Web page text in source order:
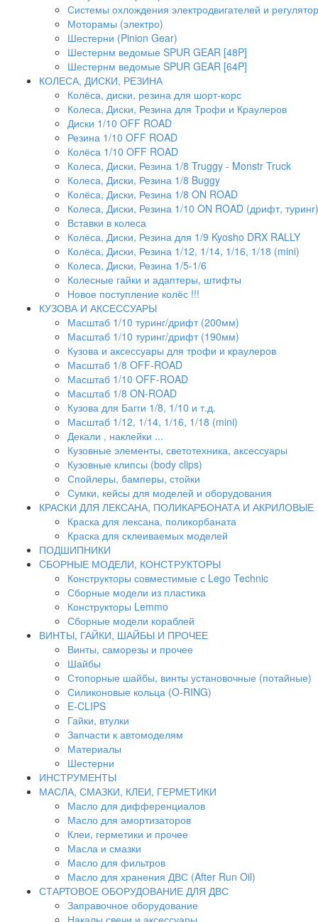
Системы охлождения электродвигателей и
Моторамы (электро)
Шестерни (Pinion Gear)
Шестернм ведомые SPUR GEAR [48P]
Шестернм ведомые SPUR GEAR [64P]
КОЛЕСА, ДИСКИ, РЕЗИНА
Колёса, диски, резина для шорт-корс
Колеса, Диски, Резина для Трофи и Краулеров
Диски 1/10 OFF ROAD
Резина 1/10 OFF ROAD
Колёса 1/10 OFF ROAD
Колеса, Диски, Резина 1/8 Truggy - Monstr Truck
Колеса, Диски, Резина 1/8 Buggy
Колёса, Диски, Резина 1/8 ON ROAD
Колеса, Диски, Резина 1/10 ON ROAD (дрифт, туринг)
Вставки в колеса
Колёса, Диски, Резина для 1/9 Kyosho DRX RALLY
Колёса, Диски, Резина 1/12, 1/14, 1/16, 1/18 (mini)
Колеса, Диски, Резина 1/5-1/6
Колесные гайки и адаптеры, штифты
Новое поступление колёс !!!
КУЗОВА И АКСЕССУАРЫ
Масштаб 1/10 туринг/дрифт (200мм)
Масштаб 1/10 туринг/дрифт (190мм)
Кузова и аксессуары для трофи и краулеров
Масштаб 1/8 OFF-ROAD
Масштаб 1/10 OFF-ROAD
Масштаб 1/8 ON-ROAD
Кузова для Багги 1/8, 1/10 и т.д.
Масштаб 1/12, 1/14, 1/16, 1/18 (mini)
Декали , наклейки ...
Кузовные элементы, светотехника, аксессуары
Кузовные клипсы (body clips)
Спойлеры, бамперы, стойки
Сумки, кейсы для моделей и оборудования
КРАСКИ ДЛЯ ЛЕКСАНА, ПОЛИКАРБОНАТА И АКРИЛОВЫЕ
Краска для лексана, поликорбаната
Краска для склеиваемых моделей
ПОДШИПНИКИ
CБОРНЫЕ МОДЕЛИ, КОНСТРУКТОРЫ
Конструкторы совместимые с Lego Technic
Сборные модели из пластика
Конструкторы Lemmo
Сборные модели кораблей
ВИНТЫ, ГАЙКИ, ШАЙБЫ И ПРОЧЕЕ
Винты, саморезы и прочее
Шайбы
Стопорные шайбы, винты установочные (потайные)
Силиконовые кольца (O-RING)
E-CLIPS
Гайки, втулки
Запчасти к автомоделям
Материалы
Шестерни
ИНСТРУМЕНТЫ
МАСЛА, СМАЗКИ, КЛЕИ, ГЕРМЕТИКИ
Масло для дифференциалов
Масло для амортизаторов
Клеи, герметики и прочее
Масла и смазки
Масло для фильтров
Масло для хранения ДВС (After Run Oil)
СТАРТОВОЕ ОБОРУДОВАНИЕ ДЛЯ ДВС
Заправочное оборудование
Накалы свечи и аксессуары